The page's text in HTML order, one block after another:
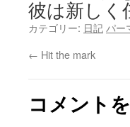
彼は新しく
カテゴリー: 日記 パー
← Hit the mark
コメント